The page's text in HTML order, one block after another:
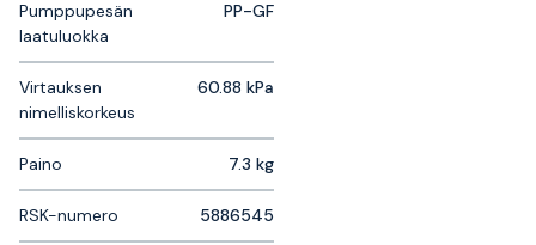
Pumppupesän
laatuluokka
PP-GF
Virtauksen
nimelliskorkeus
60.88 kPa
Paino 7.3 kg
RSK-numero 5886545